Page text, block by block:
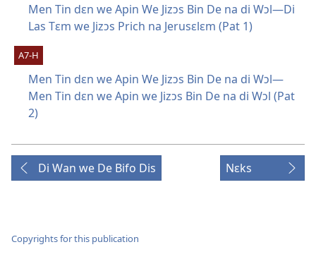
Men Tin dɛn we Apin We Jizɔs Bin De na di Wɔl—Di
Las Tɛm we Jizɔs Prich na Jerusɛlɛm (Pat 1)
A7-H
Men Tin dɛn we Apin We Jizɔs Bin De na di Wɔl—
Men Tin dɛn we Apin we Jizɔs Bin De na di Wɔl (Pat
2)
Di Wan we De Bifo Dis Nɛks
Copyrights for this publication